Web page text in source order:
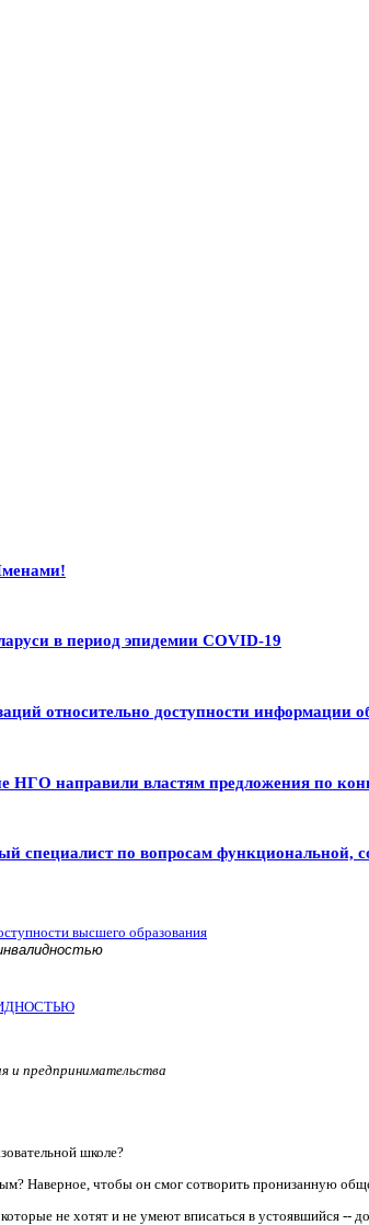
в период эпидемии COVID-19
относительно доступности информации
НГО направили властям предложения по
специалист по вопросам функциональной,
высшего образования
и предпринимательства
школе?
Наверное, чтобы он смог сотворить пронизанную
не хотят и не умеют вписаться в устоявшийся --